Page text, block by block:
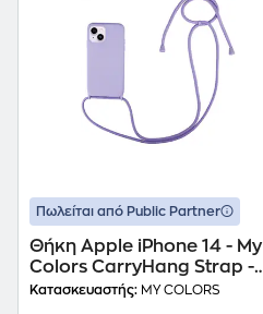
Πωλείται από Public Partner
Θήκη Apple iPhone 14 - My
Colors CarryHang Strap -
Λιλά
Κατασκευαστής: MY COLORS